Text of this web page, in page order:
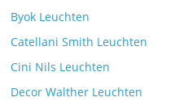
Byok Leuchten
Catellani Smith Leuchten
Cini Nils Leuchten
Decor Walther Leuchten